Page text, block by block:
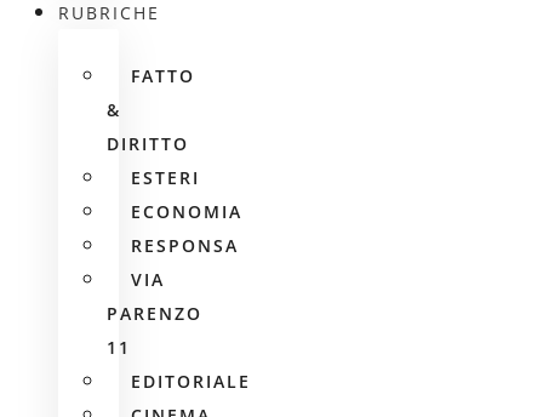
RUBRICHE
FATTO
&
DIRITTO
ESTERI
ECONOMIA
RESPONSA
VIA
PARENZO
11
EDITORIALE